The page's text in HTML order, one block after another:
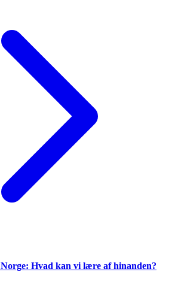
Hvad kan vi lære af hinanden?